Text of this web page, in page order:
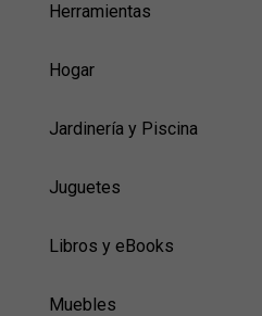
Herramientas
Hogar
Jardinería y Piscina
Juguetes
Libros y eBooks
Muebles